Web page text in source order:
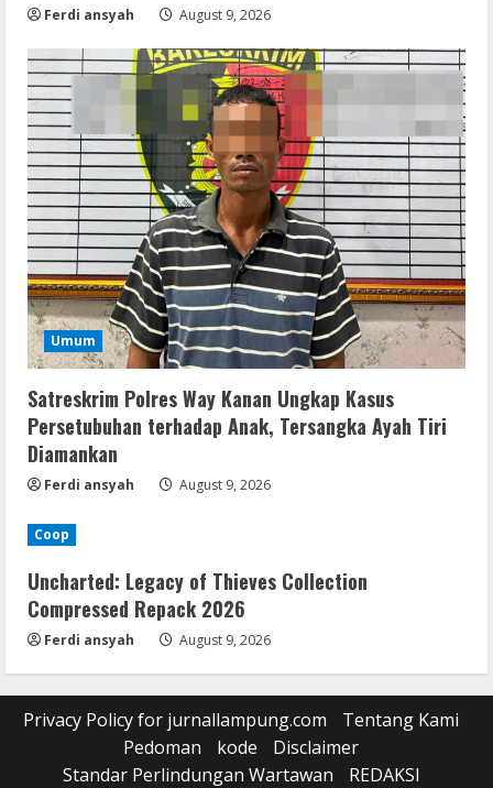
Ferdi ansyah August 9, 2026
Umum
Satreskrim Polres Way Kanan Ungkap Kasus
Persetubuhan terhadap Anak, Tersangka Ayah Tiri
Diamankan
Ferdi ansyah August 9, 2026
Coop
Uncharted: Legacy of Thieves Collection
Compressed Repack 2026
Ferdi ansyah August 9, 2026
Privacy Policy for jurnallampung.com
Tentang Kami
Pedoman
kode
Disclaimer
Standar Perlindungan Wartawan
REDAKSI